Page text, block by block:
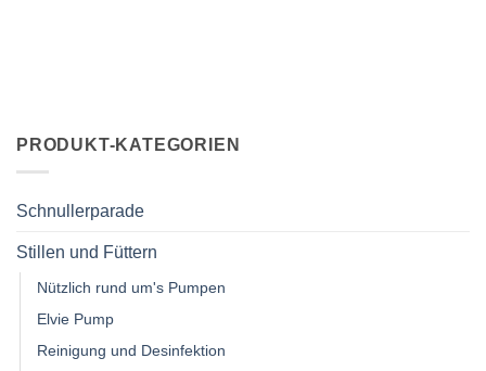
PRODUKT-KATEGORIEN
Schnullerparade
Stillen und Füttern
Nützlich rund um's Pumpen
Elvie Pump
Reinigung und Desinfektion